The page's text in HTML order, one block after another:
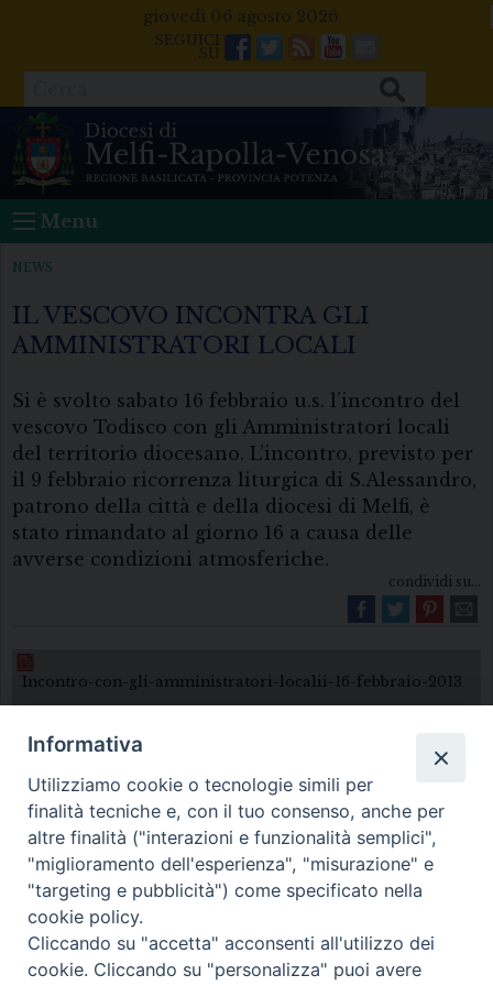
giovedì 06 agosto 2026
Facebook
Twitter
FeedsYoutube
Mail
Menu
NEWS
IL VESCOVO INCONTRA GLI
AMMINISTRATORI LOCALI
Si è svolto sabato 16 febbraio u.s. l’incontro del
vescovo Todisco con gli Amministratori locali
del territorio diocesano. L’incontro, previsto per
il 9 febbraio ricorrenza liturgica di S.Alessandro,
patrono della città e della diocesi di Melfi, è
stato rimandato al giorno 16 a causa delle
avverse condizioni atmosferiche.
condividi su...
Incontro-con-gli-amministratori-localii-16-febbraio-2013
Diocesi di Melfi Rapolla Venosa
• Largo Duomo, 12 - 85025 MELFI (PZ) •
Tel. 0972238604
Informativa
Utilizziamo cookie o tecnologie simili per
finalità tecniche e, con il tuo consenso, anche per
altre finalità ("interazioni e funzionalità semplici",
"miglioramento dell'esperienza", "misurazione" e
"targeting e pubblicità") come specificato nella
cookie policy.
Cliccando su "accetta" acconsenti all'utilizzo dei
cookie. Cliccando su "personalizza" puoi avere